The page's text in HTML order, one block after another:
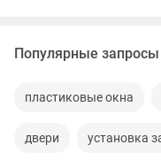
Популярные запросы
пластиковые окна
двери установка